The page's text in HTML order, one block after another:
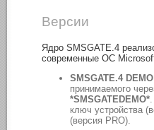
Версии
Ядро SMSGATE.4
современные ОС
SMSGATE.4 DEMO
принимаемого
*SMSGATEDEMO*
ключ устройства
(версия PRO).